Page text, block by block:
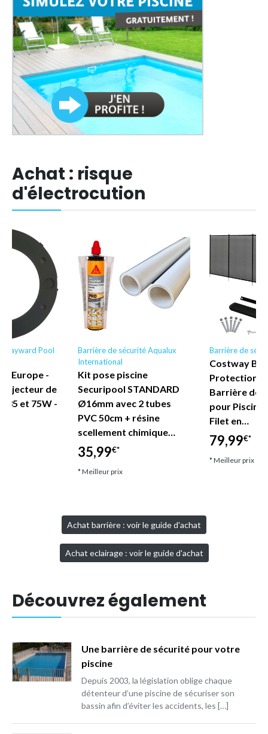
Achat : risque
d'électrocution
Hayward Pool
Europe -
de
35 et 75W -
Barrière de sécurité Aqualux
International
Kit pose piscine
Securipool STANDARD
Ø16mm avec 2 tubes
PVC 50cm + résine
scellement chimique…
35,99€*
* Meilleur prix
Barrière de
Costway
Protection
Barrière de
pour Piscine
Filet en…
79,99€*
* Meilleur prix
Achat barrière : voir le guide d'achat
Achat eclairage : voir le guide d'achat
Découvrez également
Une barrière de sécurité pour votre
piscine
Depuis 2003, la législation oblige chaque
détenteur d’une piscine de sécuriser son
bassin afin d’éviter les accidents, les […]